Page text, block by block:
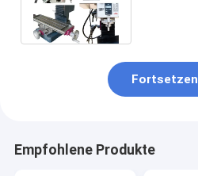
Fortsetzen
Empfohlene Produkte